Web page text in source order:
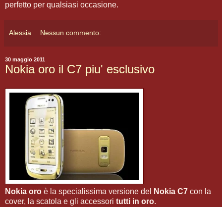
perfetto per qualsiasi occasione.
Alessia Nessun commento:
30 maggio 2011
Nokia oro il C7 piu' esclusivo
Nokia oro è la specialissima versione del Nokia C7 con la
cover, la scatola e gli accessori tutti in oro.